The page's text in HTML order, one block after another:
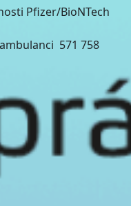
Pfizer/BioNTech
571 758